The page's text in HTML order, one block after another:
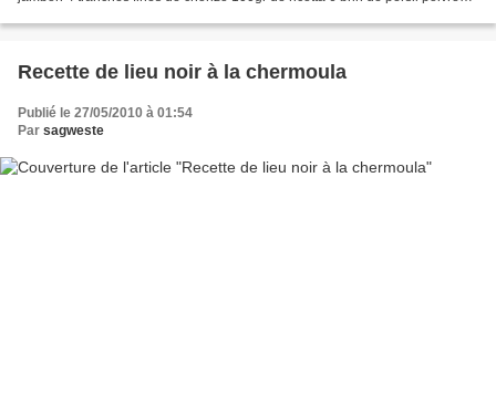
Recette de lieu noir à la chermoula
Publié le 27/05/2010 à 01:54
Par sagweste